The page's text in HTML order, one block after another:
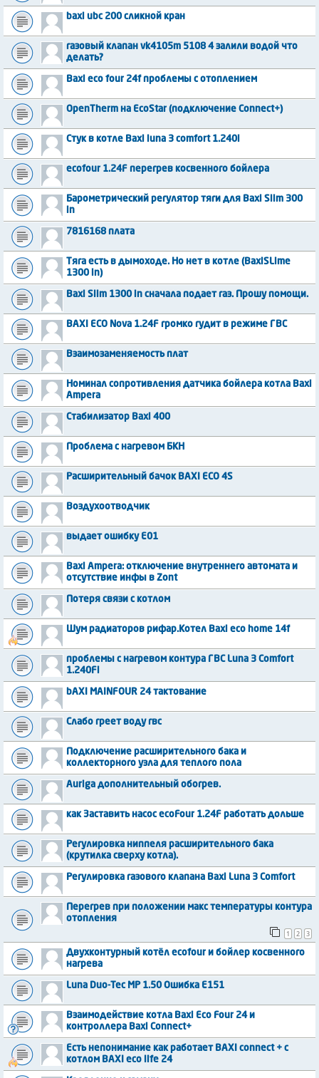
baxi ubc 200 сликной кран
газовый клапан vk4105m 5108 4 залили водой что
делать?
Baxi eco four 24f проблемы с отоплением
OpenTherm на EcoStar (подключение Connect+)
Стук в котле Baxi luna 3 comfort 1.240i
ecofour 1.24F перегрев косвенного бойлера
Барометрический регулятор тяги для Baxi Slim 300
in
7816168 плата
Тяга есть в дымоходе. Но нет в котле (BaxiSLime
1300 in)
Baxi Slim 1300 in сначала подает газ. Прошу помощи.
BAXI ECO Nova 1.24F громко гудит в режиме ГВС
Взаимозаменяемость плат
Номинал сопротивления датчика бойлера котла Baxi
Ampera
Стабилизатор Baxi 400
Проблема с нагревом БКН
Расширительный бачок BAXI ECO 4S
Воздухоотводчик
выдает ошибку Е01
Baxi Ampera: отключение внутреннего автомата и
отсутствие инфы в Zont
Потеря связи с котлом
Шум радиаторов рифар.Котел Baxi eco home 14f
проблемы с нагревом контура ГВС Luna 3 Comfort
1.240Fi
bAXI MAINFOUR 24 тактование
Слабо греет воду гвс
Подключение расширительного бака и
коллекторного узла для теплого пола
Auriga дополнительный обогрев.
как Заставить насос ecoFour 1.24F работать дольше
Регулировка ниппеля расширительного бака
(крутилка сверху котла).
Регулировка газового клапана Baxi Luna 3 Comfort
Перегрев при положении макс температуры контура
отопления
1
2 3
Двухконтурный котёл ecofour и бойлер косвенного
нагрева
Luna Duo-Tec MP 1.50 Ошибка Е151
Взаимодействие котла Baxi Eco Four 24 и
контроллера Baxi Connect+
Есть непонимание как работает BAXI connect + с
котлом BAXI eco life 24